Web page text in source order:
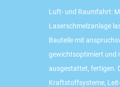
Luft- und Raumfahrt:
Laserschmelzanlage
Bauteile mit
gewichtsoptimiert und
ausgestattet, fertigen.
Kraftstoffsysteme,